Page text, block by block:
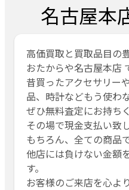
名古屋本
高価買取と買取品目の
おたからや名古屋本店
昔買ったアクセサリー
品、時計などもう使わ
ぜひ無料査定にお持ち
その場で現金支払い致
もちろん、全ての商品
他店には負けない金額
す。
お客様のご来店を心よ